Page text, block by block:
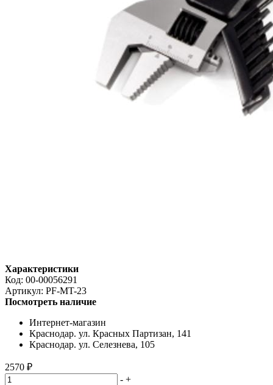
Характеристики
Код: 00-00056291
Артикул: PF-MT-23
Посмотреть наличие
Интернет-магазин
Краснодар. ул. Красных Партизан, 141
Краснодар. ул. Селезнева, 105
2570 ₽
- +